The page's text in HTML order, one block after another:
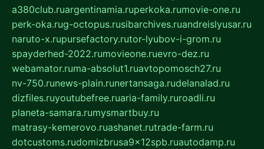
a380club.ruargentinamia.ruperkoka.rumovie-one.ru
perk-oka.rug-octopus.rusibarchives.ruandreislyusar.ru
naruto-x.rupursefactory.rutor-lyubov-i-grom.ru
spayderhed-2022.rumovieone.ruevro-dez.ru
webamator.ruma-absolut1.ruavtopomosch27.ru
nv-750.runews-plain.runertansaga.rudelanalad.ru
dizfiles.ruyoutubefree.ruaria-family.ruroadli.ru
planeta-samara.rumysmartbuy.ru
matrasy-kemerovo.ruashanet.rutrade-farm.ru
dotcustoms.rudomizbrusa9x12spb.ruautodamp.ru